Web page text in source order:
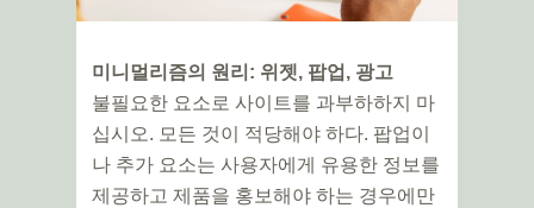
미니멀리즘의 원리: 위젯, 팝업, 광고
불필요한 요소로 사이트를 과부하하지 마
십시오. 모든 것이 적당해야 하다. 팝업이
나 추가 요소는 사용자에게 유용한 정보를
제공하고 제품을 홍보해야 하는 경우에만